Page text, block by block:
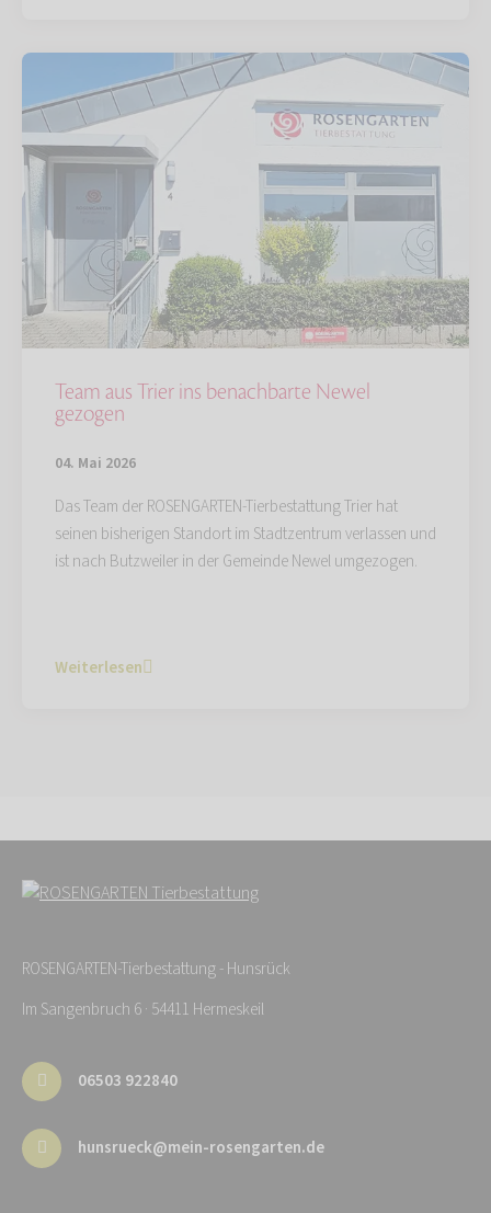
Team aus Trier ins benachbarte Newel
gezogen
04. Mai 2026
Das Team der ROSENGARTEN-Tierbestattung Trier hat
seinen bisherigen Standort im Stadtzentrum verlassen und
ist nach Butzweiler in der Gemeinde Newel umgezogen.
Weiterlesen
ROSENGARTEN-Tierbestattung - Hunsrück
Im Sangenbruch 6 · 54411 Hermeskeil
06503 922840
hunsrueck@mein-rosengarten.de